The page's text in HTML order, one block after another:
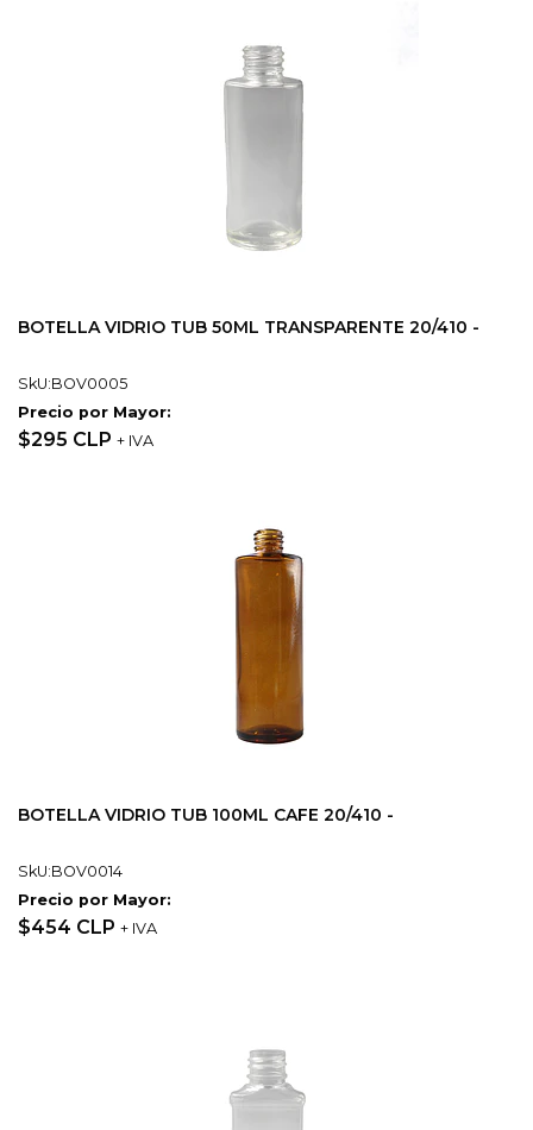
BOTELLA VIDRIO TUB 50ML TRANSPARENTE 20/410 -
SkU:BOV0005
Precio por Mayor:
$295 CLP + IVA
BOTELLA VIDRIO TUB 100ML CAFE 20/410 -
SkU:BOV0014
Precio por Mayor:
$454 CLP + IVA